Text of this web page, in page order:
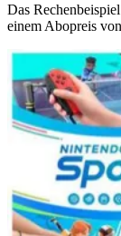
Das
einem Abopreis